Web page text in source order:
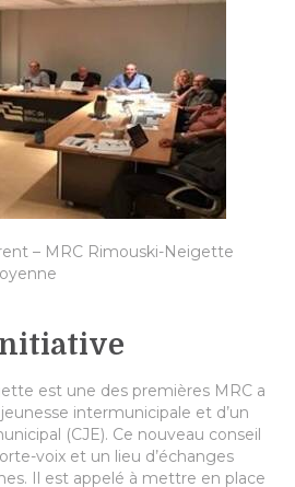
– MRC Rimouski-Neigette
est une des premières MRC a
intermunicipale et d’un
(CJE). Ce nouveau conseil
voix et un lieu d’échanges
Il est appelé à mettre en place